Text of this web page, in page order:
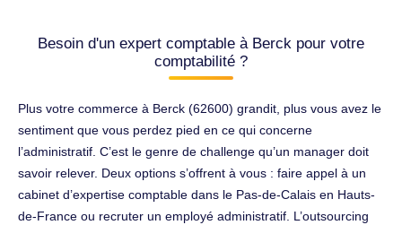
Besoin d'un expert comptable à Berck pour votre
comptabilité ?
Plus votre commerce à Berck (62600) grandit, plus vous avez le
sentiment que vous perdez pied en ce qui concerne
l’administratif. C’est le genre de challenge qu’un manager doit
savoir relever. Deux options s’offrent à vous : faire appel à un
cabinet d’expertise comptable dans le Pas-de-Calais en Hauts-
de-France ou recruter un employé administratif. L’outsourcing